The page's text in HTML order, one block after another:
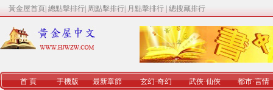
黃金屋首頁 總點擊排行 周點擊排行 月點擊排行 總搜藏排行
首 頁 手機版 最新章節 玄幻·奇幻 武俠·仙俠 都市·言情